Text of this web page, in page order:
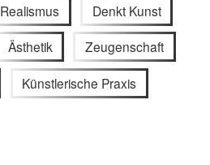
Realismus Denkt Kunst
Ästhetik Zeugenschaft
Künstlerische Praxis